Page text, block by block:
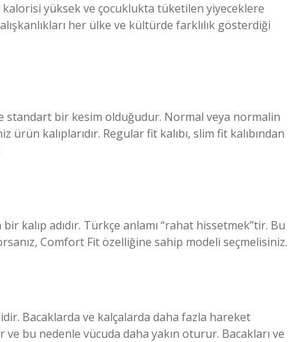
kalorisi yüksek ve çocuklukta tüketilen yiyeceklere
her ülke ve kültürde farklılık gösterdiği
standart bir kesim olduğudur. Normal veya normalin
kalıplarıdır. Regular fit kalıbı, slim fit kalıbından
kalıp adıdır. Türkçe anlamı “rahat hissetmek”tir. Bu
Comfort Fit özelliğine sahip modeli seçmelisiniz.
Bacaklarda ve kalçalarda daha fazla hareket
bu nedenle vücuda daha yakın oturur. Bacakları ve